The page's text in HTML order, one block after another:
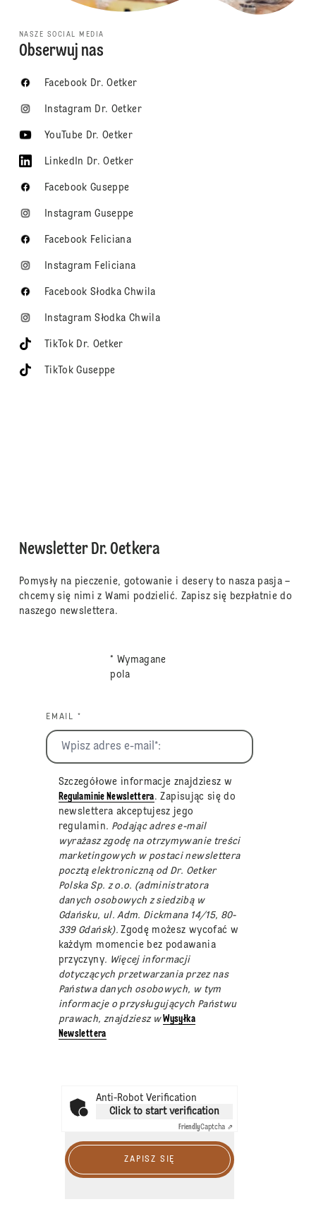
NASZE SOCIAL MEDIA
Obserwuj nas
Facebook Dr. Oetker
Instagram Dr. Oetker
YouTube Dr. Oetker
LinkedIn Dr. Oetker
Facebook Guseppe
Instagram Guseppe
Facebook Feliciana
Instagram Feliciana
Facebook Słodka Chwila
Instagram Słodka Chwila
TikTok Dr. Oetker
TikTok Guseppe
Newsletter Dr. Oetkera
Pomysły na pieczenie, gotowanie i desery to nasza pasja –
chcemy się nimi z Wami podzielić. Zapisz się bezpłatnie do
naszego newslettera.
* Wymagane
pola
EMAIL *
Szczegółowe informacje znajdziesz w
Regulaminie Newslettera. Zapisując się do
newslettera akceptujesz jego
regulamin. Podając adres e-mail
wyrażasz zgodę na otrzymywanie treści
marketingowych w postaci newslettera
pocztą elektroniczną od Dr. Oetker
Polska Sp. z o.o. (administratora
danych osobowych z siedzibą w
Gdańsku, ul. Adm. Dickmana 14/15, 80-
339 Gdańsk).Zgodę możesz wycofać w
każdym momencie bez podawania
przyczyny. Więcej informacji
dotyczących przetwarzania przez nas
Państwa danych osobowych, w tym
informacje o przysługujących Państwu
prawach, znajdziesz wWysyłka
Newslettera
Anti-Robot Verification
Click to start verification
FriendlyCaptcha ⇗
ZAPISZ SIĘ